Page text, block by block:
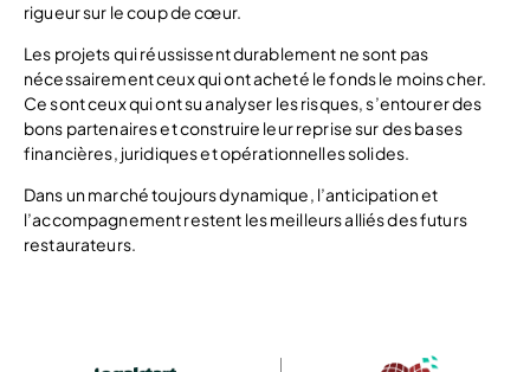
rigueur sur le coup de cœur.
Les projets qui réussissent durablement ne sont pas
nécessairement ceux qui ont acheté le fonds le moins cher.
Ce sont ceux qui ont su analyser les risques, s’entourer des
bons partenaires et construire leur reprise sur des bases
financières, juridiques et opérationnelles solides.
Dans un marché toujours dynamique, l’anticipation et
l’accompagnement restent les meilleurs alliés des futurs
restaurateurs.